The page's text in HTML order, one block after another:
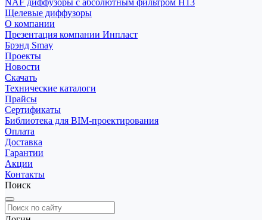
NAF диффузоры с абсолютным фильтром Н13
Щелевые диффузоры
О компании
Презентация компании Инпласт
Брэнд Smay
Проекты
Новости
Скачать
Технические каталоги
Прайсы
Сертификаты
Библиотека для BIM-проектирования
Оплата
Доставка
Гарантии
Акции
Контакты
Поиск